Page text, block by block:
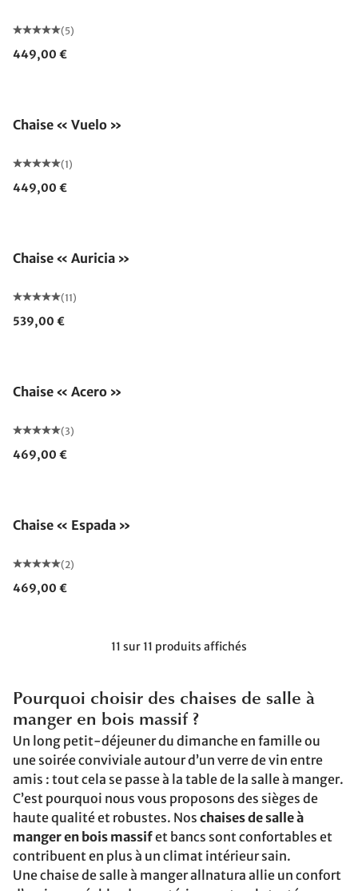
(5)
449,00 €
Chaise « Vuelo »
(1)
449,00 €
Chaise « Auricia »
(11)
539,00 €
Chaise « Acero »
(3)
469,00 €
Chaise « Espada »
(2)
469,00 €
11 sur 11 produits affichés
Pourquoi choisir des chaises de salle à
manger en bois massif ?
Un long petit-déjeuner du dimanche en famille ou
une soirée conviviale autour d’un verre de vin entre
amis : tout cela se passe à la table de la salle à manger.
C’est pourquoi nous vous proposons des sièges de
haute qualité et robustes. Nos chaises de salle à
manger en bois massifet bancs sont confortables et
contribuent en plus à un climat intérieur sain.
Une chaise de salle à manger allnatura allie un confort